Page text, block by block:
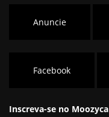
Anuncie
Facebook
Inscreva-se no Moozyca